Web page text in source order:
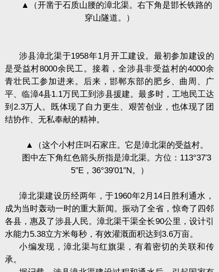
▲
（开凿于石质山腰的漳北渠。右下角是邯长铁路的
穿山隧道。）
涉县漳北渠于1958年1月开工建设。最初参加建设的
是受益村8000余民工。接着，全涉县非受益村的4000余
青壮民工参加进来。后来，邯郸东部的肥乡、曲周、广
平、临漳4县1.1万民工到涉县援建。最多时，工地民工达
到 2.3万人。既体现了自力更生、艰苦创业，也体现了团
结协作、无私奉献的精神。
▲（这个小村庄叫石家庄。它是漳北渠的受益村。
图中左下角红色箭头所指是漳北渠。方位： 113°37′3
5″E， 36°39′01″N。）
漳北渠建设历经两年，于1960年2 月 14 日胜利通水，
成为当时轰动一时的重大新闻。振动了全省，惊奇了四邻
各县，惠及了涉县人民。漳北渠干渠全长90公里，设计引
水能力5.38立方米每秒，有效灌溉面积达到 3.6万亩。
小编发现，漳北渠与红旗渠，有着密切的关联和传
承。